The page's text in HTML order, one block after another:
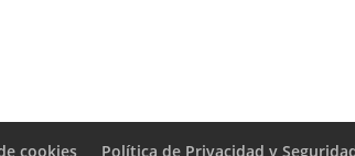
cookies Política de Privacidad y